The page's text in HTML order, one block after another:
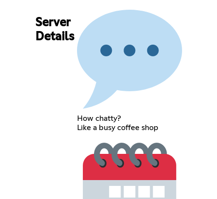
Server
Details
How chatty?
Like a busy coffee shop